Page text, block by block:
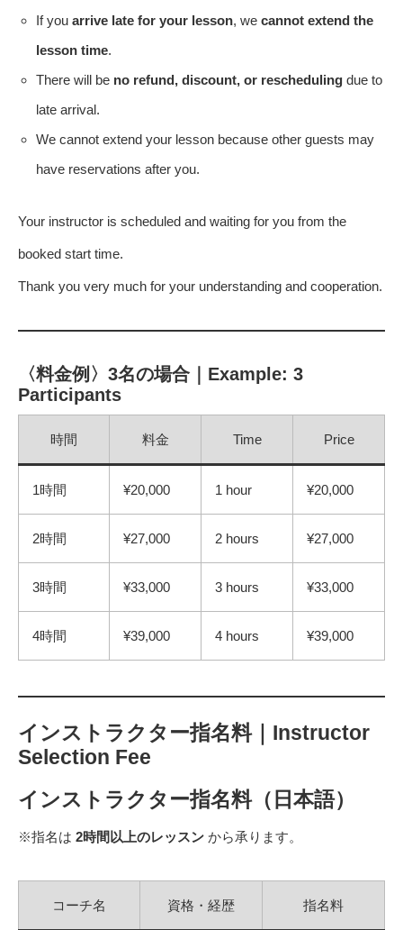
If you arrive late for your lesson, we cannot extend the
lesson time.
There will be no refund, discount, or reschedulingdue to
late arrival.
We cannot extend your lesson because other guests may
have reservations after you.
Your instructor is scheduled and waiting for you from the
booked start time.
Thank you very much for your understanding and cooperation.
〈料金例〉3名の場合｜Example: 3
Participants
時間 料金 Time Price
1時間 ¥20,000 1 hour ¥20,000
2時間 ¥27,000 2 hours ¥27,000
3時間 ¥33,000 3 hours ¥33,000
4時間 ¥39,000 4 hours ¥39,000
インストラクター指名料｜Instructor
Selection Fee
インストラクター指名料（日本語）
※指名は 2時間以上のレッスン から承ります。
コーチ名 資格・経歴 指名料